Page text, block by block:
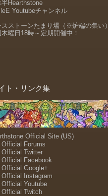
半Hearthstone
Youtubeチャンネル
スストーンたまり場（※炉端の集い）
曜日18時～定期開催中！
ト・リンク集
Official Site (US)
Official Forums
Official Twitter
Official Facebook
Official Google+
Official Instagram
Official Youtube
Official Twitch